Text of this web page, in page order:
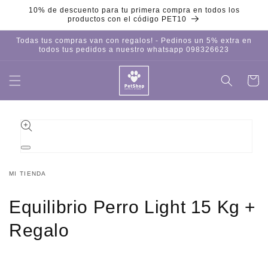
directamente
10% de descuento para tu primera compra en todos los
productos con el código PET10
Todas tus compras van con regalos! - Pedinos un 5% extra en
todos tus pedidos a nuestro whatsapp 098326623
Iniciar
sesión
Carrito
directamente
a la
del producto
Abrir
multimedia
1
ventana
modal
MI TIENDA
Equilibrio Perro Light 15 Kg +
Regalo